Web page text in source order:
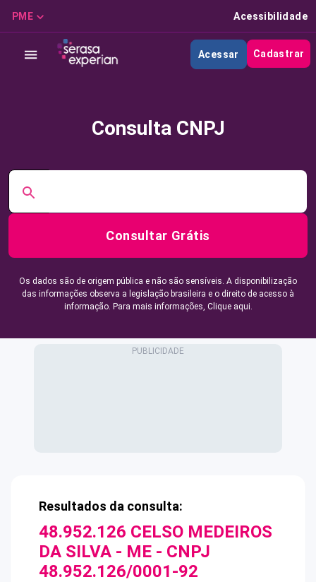
PME Acessibilidade
Acessar Cadastrar
Consulta CNPJ
Consultar Grátis
Os dados são de origem pública e não são sensíveis. A disponibilização
das informações observa a legislação brasileira e o direito de acesso à
informação. Para mais informações, Clique aqui.
Resultados da consulta:
48.952.126 CELSO MEDEIROS
DA SILVA - ME - CNPJ
48.952.126/0001-92